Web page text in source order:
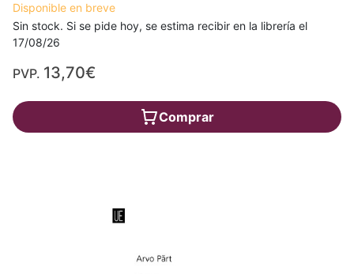
Disponible en breve
Sin stock. Si se pide hoy, se estima recibir en la librería el
17/08/26
PVP. 13,70€
Comprar